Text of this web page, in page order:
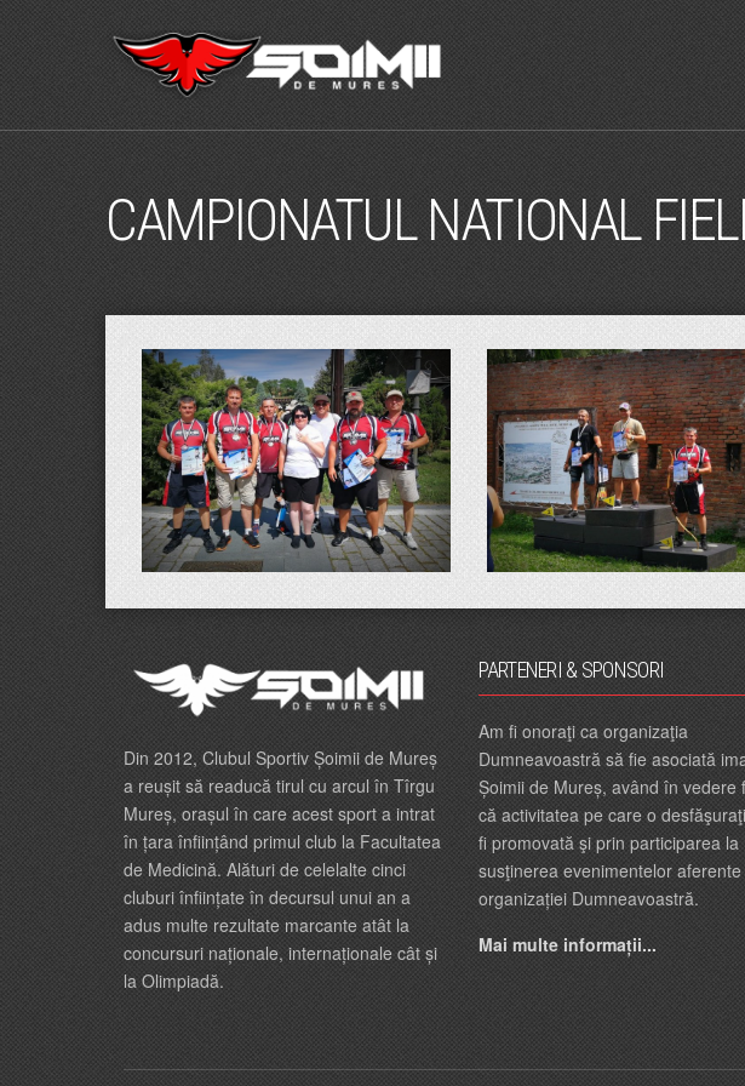
CAMPIONATUL NATIONAL
Din 2012, Clubul Sportiv Șoimii de Mureș
a reușit să readucă tirul cu arcul în Tîrgu
Mureș, orașul în care acest sport a intrat
în țara înființând primul club la Facultatea
de Medicină. Alături de celelalte cinci
cluburi înființate în decursul unui an a
adus multe rezultate marcante atât la
concursuri naționale, internaționale cât și
la Olimpiadă.
PARTENERI & SPONSORI
Am fi onoraţi ca organizaţia
Dumneavoastră să fie asociată
Șoimii de Mureș, având în vedere
că activitatea pe care o
fi promovată şi prin participarea la
susţinerea evenimentelor aferente
organizației Dumneavoastră.
Mai multe informații...